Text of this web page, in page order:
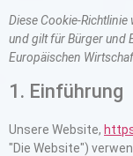
Diese Cookie-
und gilt für Bürger und
Europäischen
1. Einführung
Unsere Website,
"Die Website")